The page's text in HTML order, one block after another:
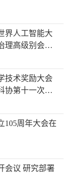
界人工智能大
理高级别会议
话
技术奖励大会
协第十一次全
要讲话
105周年大会在
会议 研究部署